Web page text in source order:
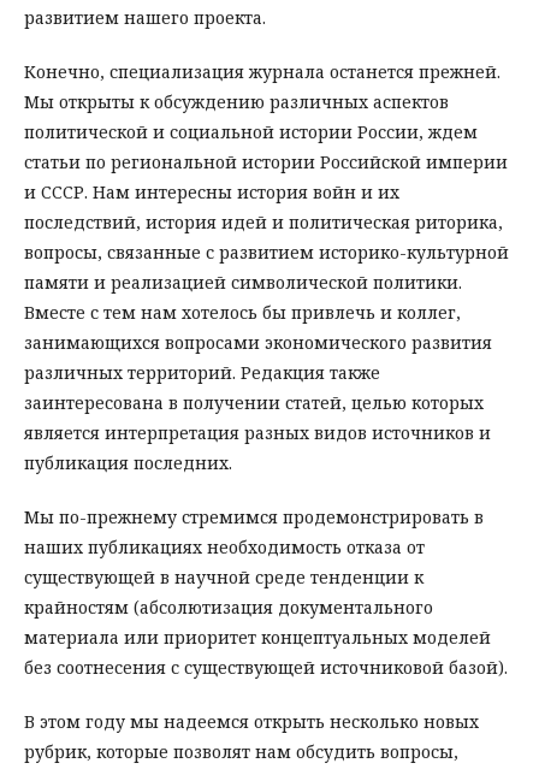
развитием нашего проекта.
Конечно, специализация журнала останется прежней.
Мы открыты к обсуждению различных аспектов
политической и социальной истории России, ждем
статьи по региональной истории Российской империи
и СССР. Нам интересны история войн и их
последствий, история идей и политическая риторика,
вопросы, связанные с развитием историко-культурной
памяти и реализацией символической политики.
Вместе с тем нам хотелось бы привлечь и коллег,
занимающихся вопросами экономического развития
различных территорий. Редакция также
заинтересована в получении статей, целью которых
является интерпретация разных видов источников и
публикация последних.
Мы по-прежнему стремимся продемонстрировать в
наших публикациях необходимость отказа от
существующей в научной среде тенденции к
крайностям (абсолютизация документального
материала или приоритет концептуальных моделей
без соотнесения с существующей источниковой базой).
В этом году мы надеемся открыть несколько новых
рубрик, которые позволят нам обсудить вопросы,